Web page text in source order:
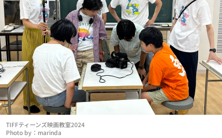
Photo by：marinda
TIFFティーンズ映画教室2024